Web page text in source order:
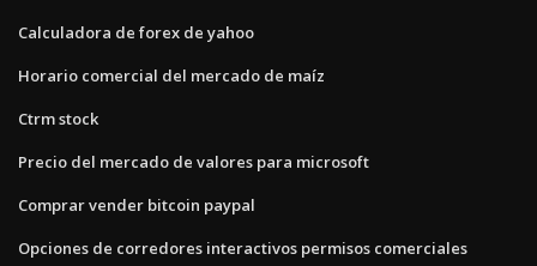
Calculadora de forex de yahoo
Horario comercial del mercado de maíz
Ctrm stock
Precio del mercado de valores para microsoft
Comprar vender bitcoin paypal
Opciones de corredores interactivos permisos comerciales